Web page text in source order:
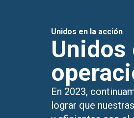
Unidos en la acción
Unidos
En 2023,
lograr que